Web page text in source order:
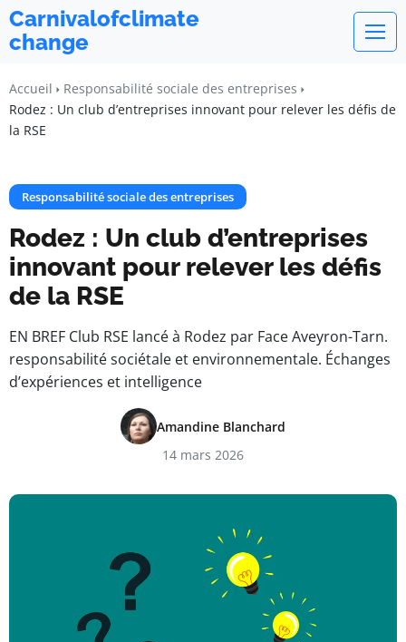
Carnivalofclimate
change
Accueil
Responsabilité sociale des entreprises
Rodez : Un club d’entreprises innovant pour relever les défis de
la RSE
Responsabilité sociale des entreprises
Rodez : Un club d’entreprises
innovant pour relever les défis
de la RSE
EN BREF Club RSE lancé à Rodez par Face Aveyron-Tarn.
responsabilité sociétale et environnementale. Échanges
d’expériences et intelligence
Amandine Blanchard
14 mars 2026